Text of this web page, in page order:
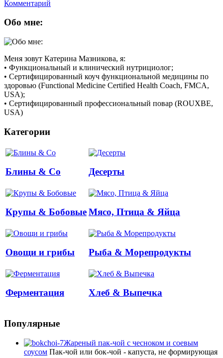
Комментарий
Обо мне:
Меня зовут Катерина Мазникова, я:
• Функциональный и клинический нутрициолог;
• Сертифицированный коуч функциональной медицины по
здоровью (Functional Medicine Certified Health Coach, FMCA,
USA);
• Сертифицированный профессиональный повар (ROUXBE,
USA)
Категории
Блины & Co Десерты
Крупы & БобовыеМясо, Птица & Яйца
Овощи и грибы Рыба & Mорепродукты
Ферментация Хлеб & Выпечка
Популярные
Жареный пак-чой с чесноком и соевым
соусом Пак-чой или бок-чой - капуста, не формирующая